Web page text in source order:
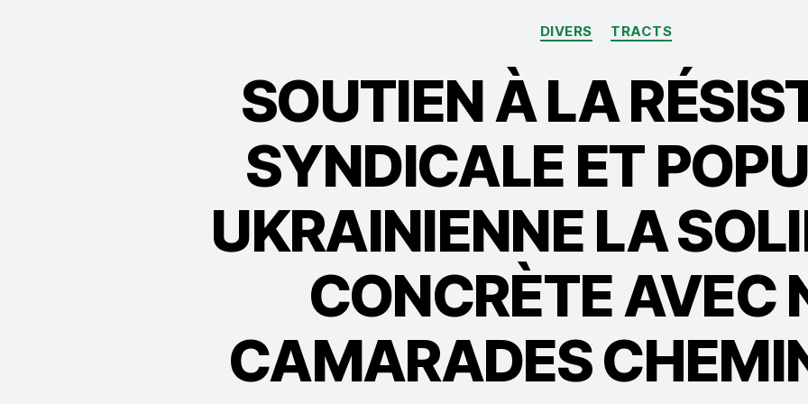
Catégories
DIVERS TRACTS
SOUTIEN À LA
SYNDICALE ET
UKRAINIENNE LA
CONCRÈTE AVEC
CAMARADES